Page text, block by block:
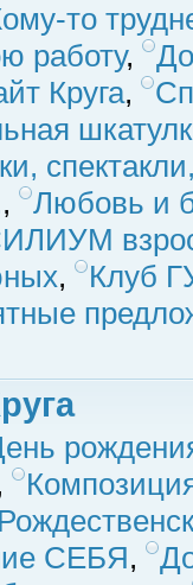
то
работу,
Круга,
,
Любовь и
,
Клуб
СЕБЯ,